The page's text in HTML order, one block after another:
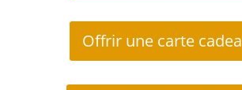
Offrir une carte